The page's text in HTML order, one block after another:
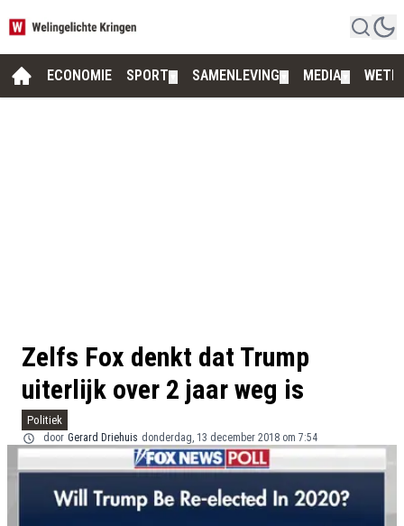
ECONOMIE SPORT SAMENLEVING MEDIA
Zelfs Fox denkt dat Trump
uiterlijk over 2 jaar weg is
Politiek
door Gerard Driehuis donderdag, 13 december 2018 om 7:54